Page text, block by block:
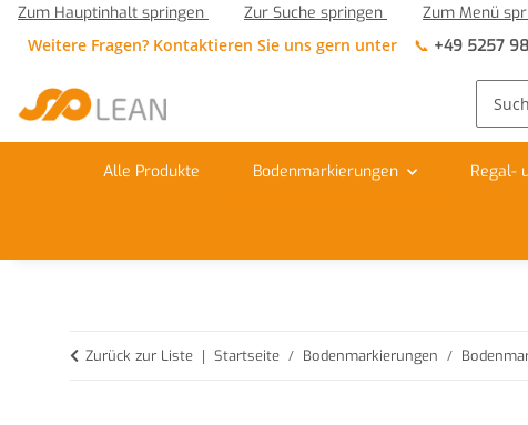
Zum Hauptinhalt springen Zur Suche springen
Zum Menü
Weitere Fragen? Kontaktieren Sie uns gern unter 📞 +49 5257
Alle Produkte Bodenmarkierungen Regal-
Zurück zur Liste Startseite Bodenmarkierungen